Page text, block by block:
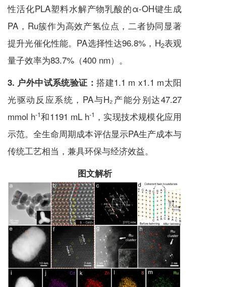
性活化PLA塑料水解产物乳酸的α-OH键生成
PA，Ru簇作为高效产氢位点，二者协同显著
提升光催化性能。PA选择性达96.8%，H2表观
量子效率为83.7%（400 nm）。
3. 户外中试系统验证：搭建1.1 m x1.1 m太阳
光驱动反应系统，PA与H₂产能分别达47.27
mmol h-1和1191 mL h-1 ，实现技术规模化应用
示范。全生命周期成本评估显示PA生产成本与
传统工艺相当，兼具环保与经济效益。
图文解析